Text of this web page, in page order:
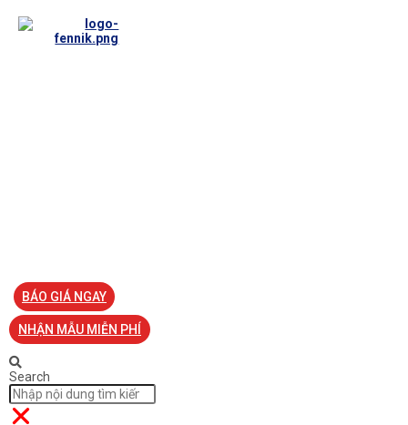
BÁO GIÁ NGAY
NHẬN MẪU MIỄN PHÍ
Search